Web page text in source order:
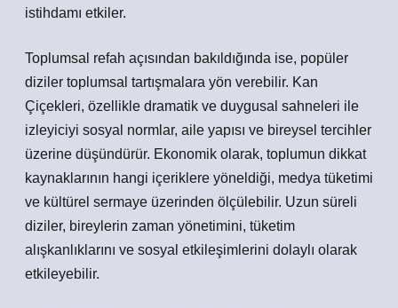
istihdamı etkiler.
Toplumsal refah açısından bakıldığında ise, popüler
diziler toplumsal tartışmalara yön verebilir. Kan
Çiçekleri, özellikle dramatik ve duygusal sahneleri ile
izleyiciyi sosyal normlar, aile yapısı ve bireysel tercihler
üzerine düşündürür. Ekonomik olarak, toplumun dikkat
kaynaklarının hangi içeriklere yöneldiği, medya tüketimi
ve kültürel sermaye üzerinden ölçülebilir. Uzun süreli
diziler, bireylerin zaman yönetimini, tüketim
alışkanlıklarını ve sosyal etkileşimlerini dolaylı olarak
etkileyebilir.